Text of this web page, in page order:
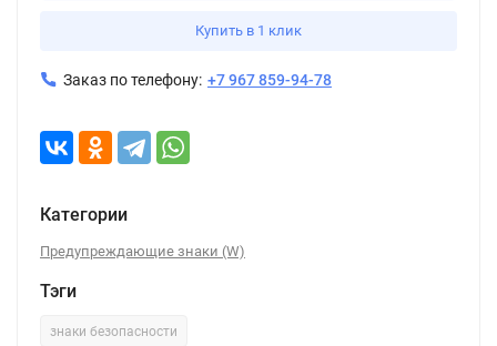
Купить в 1 клик
Заказ по телефону: +7 967 859-94-78
Категории
Предупреждающие знаки (W)
Тэги
знаки безопасности